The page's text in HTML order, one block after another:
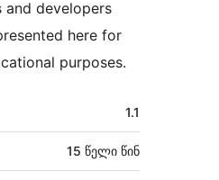
and developers
here for
purposes.
1.1
15 წელი წინ